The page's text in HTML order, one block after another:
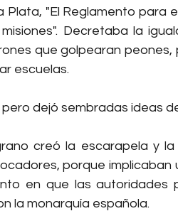
Plata, "El Reglamento para
Decretaba la
que golpearan
escuelas.
dejó sembradas ideas
creó la escarapela y
porque implicaban
en que las autoridades
la monarquía española.